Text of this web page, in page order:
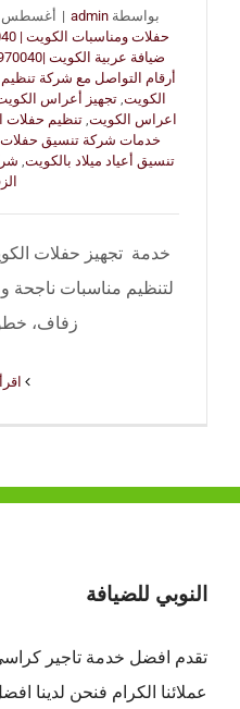
بواسطة admin
| أغسطس 23rd, 2025
حفلات ومناسبات الكويت | 98970040 | النوبي للضيافة
ضيافة عربية الكويت |98970040| النوبي للضيافة
أرقام التواصل مع شركة
الكويت ,تجهيز أعراس
اعراس الكويت ,تنظيم حفلات
خدمات شركة تنسيق حفلات
تنسيق أعياد ميلاد بالكويت
خدمة تجهيز حفلات
لتنظيم مناسبات ناجحة
زفاف،
النوبي للضيافة
تقدم افضل خدمة تاجير
عملائنا الكرام فنحن لدينا